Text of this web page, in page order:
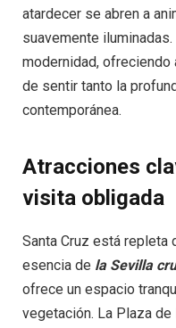
atardecer se abren a
suavemente
modernidad,
de sentir tanto la
contemporánea.
Atracciones
visita obligada
Santa Cruz está repleta
esencia de la Sevilla
ofrece un espacio
vegetación. La Plaza de